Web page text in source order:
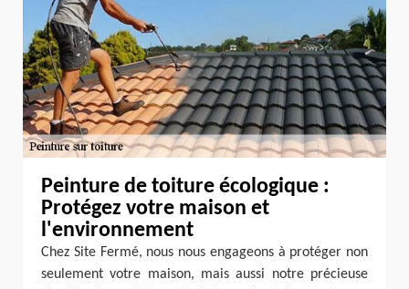
Peinture de toiture écologique :
Protégez votre maison et
l'environnement
Chez Site Fermé, nous nous engageons à protéger non
seulement votre maison, mais aussi notre précieuse